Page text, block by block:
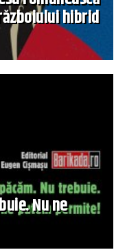
hibrid
Nu ne